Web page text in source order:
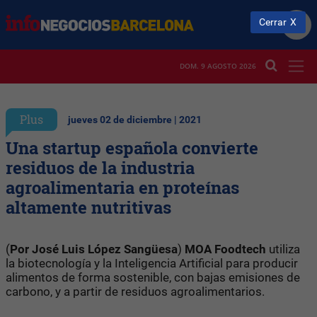
DOM. 9 AGOSTO 2026
Plus jueves 02 de diciembre | 2021
Una startup española convierte
residuos de la industria
agroalimentaria en proteínas
altamente nutritivas
(Por José Luis López Sangüesa) MOA Foodtech utiliza
la biotecnología y la Inteligencia Artificial para producir
alimentos de forma sostenible, con bajas emisiones de
carbono, y a partir de residuos agroalimentarios.
Cerrar